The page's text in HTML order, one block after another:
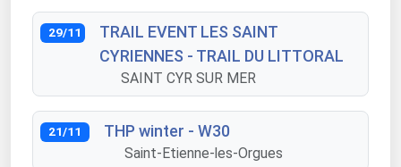
29/11
TRAIL EVENT LES SAINT
CYRIENNES - TRAIL DU LITTORAL
SAINT CYR SUR MER
21/11 THP winter - W30
Saint-Etienne-les-Orgues